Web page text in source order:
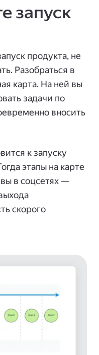
запуск
продукта, не
Разобраться в
карта. На ней вы
задачи по
вносить
к запуску
этапы на карте
в соцсетях —
скорого